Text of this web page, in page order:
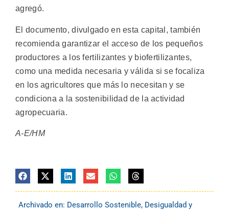
agregó.
El documento, divulgado en esta capital, también
recomienda garantizar el acceso de los pequeños
productores a los fertilizantes y biofertilizantes,
como una medida necesaria y válida si se focaliza
en los agricultores que más lo necesitan y se
condiciona a la sostenibilidad de la actividad
agropecuaria.
A-E/HM
Archivado en: Desarrollo Sostenible, Desigualdad y